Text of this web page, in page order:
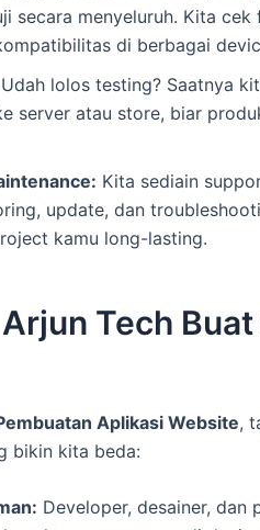
secara menyeluruh. Kita cek
di berbagai
Udah lolos testing? Saatnya
server atau store, biar
Kita sediain
update, dan
kamu long-lasting.
Tech
Aplikasi Website,
bikin kita beda:
Developer, desainer, dan